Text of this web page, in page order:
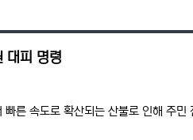
대피 명령
른 속도로 확산되는 산불로 인해 주민